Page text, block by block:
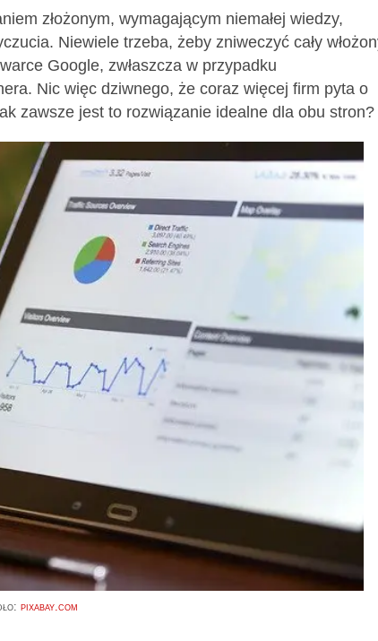
złożonym, wymagającym niemałej wiedzy,
Niewiele trzeba, żeby zniweczyć cały
Google, zwłaszcza w przypadku
Nic więc dziwnego, że coraz więcej firm pyta o
zawsze jest to rozwiązanie idealne dla obu stron?
pixabay.com